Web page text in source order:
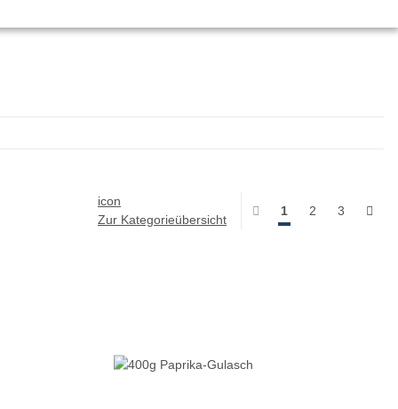
icon
Zur Kategorieübersicht
1 2 3